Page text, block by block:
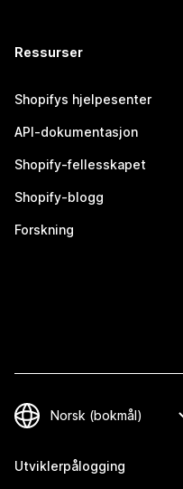
Ressurser
Shopifys hjelpesenter
API-dokumentasjon
Shopify-fellesskapet
Shopify-blogg
Forskning
Utviklerpålogging